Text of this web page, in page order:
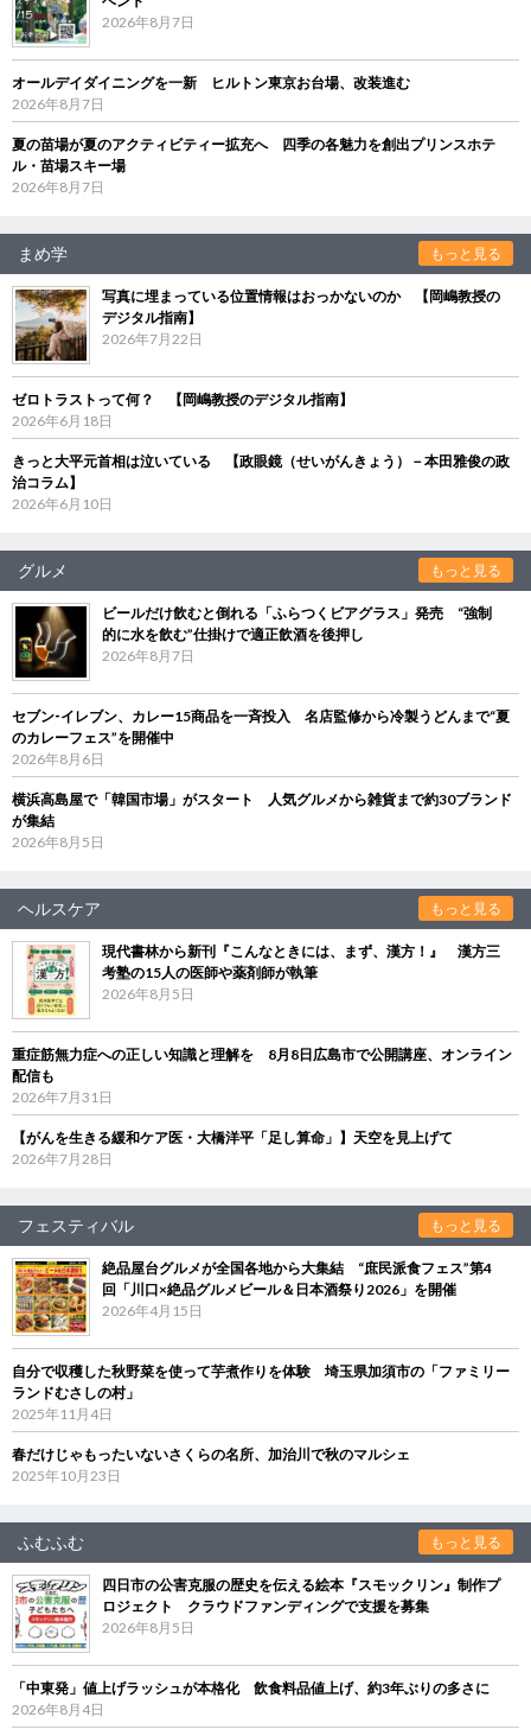
2026年8月7日
オールデイダイニングを一新 ヒルトン東京お台場、改装進む
2026年8月7日
夏の苗場が夏のアクティビティー拡充へ 四季の各魅力を創出プリンスホテ
ル・苗場スキー場
2026年8月7日
まめ学 もっと見る
写真に埋まっている位置情報はおっかないのか 【岡嶋教授の
デジタル指南】
2026年7月22日
ゼロトラストって何？ 【岡嶋教授のデジタル指南】
2026年6月18日
きっと大平元首相は泣いている 【政眼鏡（せいがんきょう）－本田雅俊の政
治コラム】
2026年6月10日
グルメ もっと見る
ビールだけ飲むと倒れる「ふらつくビアグラス」発売 “強制
的に水を飲む”仕掛けで適正飲酒を後押し
2026年8月7日
セブン‐イレブン、カレー15商品を一斉投入 名店監修から冷製うどんまで“夏
のカレーフェス”を開催中
2026年8月6日
横浜高島屋で「韓国市場」がスタート 人気グルメから雑貨まで約30ブランド
が集結
2026年8月5日
ヘルスケア もっと見る
現代書林から新刊『こんなときには、まず、漢方！』 漢方三
考塾の15人の医師や薬剤師が執筆
2026年8月5日
重症筋無力症への正しい知識と理解を 8月8日広島市で公開講座、オンライン
配信も
2026年7月31日
【がんを生きる緩和ケア医・大橋洋平「足し算命」】天空を見上げて
2026年7月28日
フェスティバル もっと見る
絶品屋台グルメが全国各地から大集結 “庶民派食フェス”第4
回「川口×絶品グルメビール＆日本酒祭り2026」を開催
2026年4月15日
自分で収穫した秋野菜を使って芋煮作りを体験 埼玉県加須市の「ファミリー
ランドむさしの村」
2025年11月4日
春だけじゃもったいないさくらの名所、加治川で秋のマルシェ
2025年10月23日
ふむふむ もっと見る
四日市の公害克服の歴史を伝える絵本『スモックリン』制作プ
ロジェクト クラウドファンディングで支援を募集
2026年8月5日
「中東発」値上げラッシュが本格化 飲食料品値上げ、約3年ぶりの多さに
2026年8月4日